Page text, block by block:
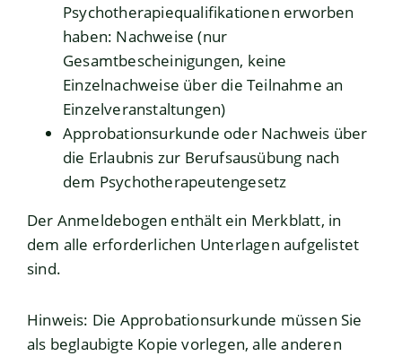
Psychotherapiequalifikationen erworben
haben: Nachweise (nur
Gesamtbescheinigungen, keine
Einzelnachweise über die Teilnahme an
Einzelveranstaltungen)
Approbationsurkunde oder Nachweis über
die Erlaubnis zur Berufsausübung nach
dem Psychotherapeutengesetz
Der Anmeldebogen enthält ein Merkblatt, in
dem alle erforderlichen Unterlagen aufgelistet
sind.
Hinweis: Die Approbationsurkunde müssen Sie
als beglaubigte Kopie vorlegen, alle anderen